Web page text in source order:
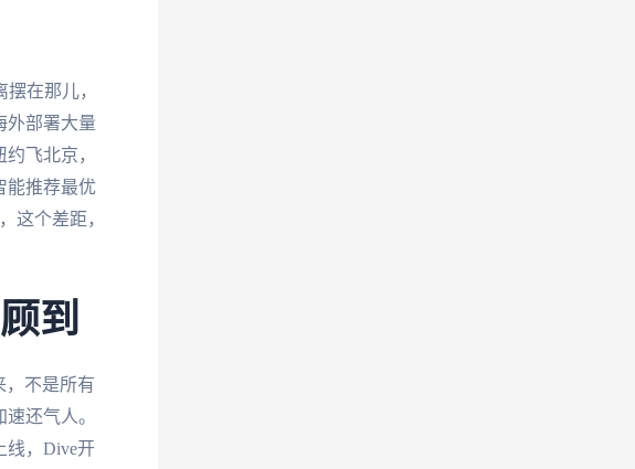
在那儿，
外部署大量
飞北京，
能推荐最优
这个差距，
到
，不是所有
还气人。
线，Dive开